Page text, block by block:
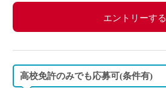
エントリーする
高校免許のみでも応募可(条件有)